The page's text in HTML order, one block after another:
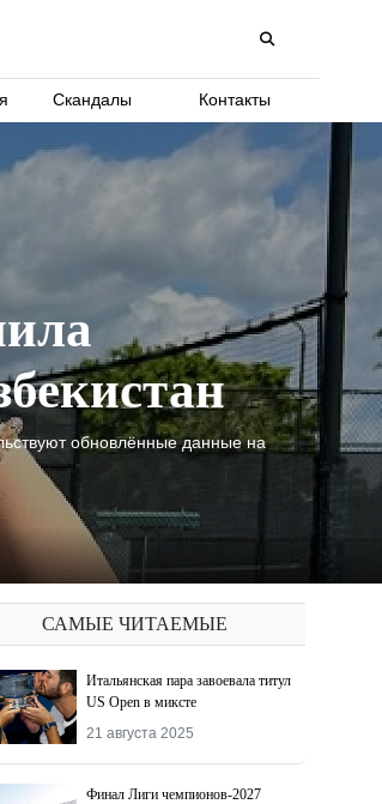
Скандалы Контакты
обновлённые данные на
САМЫЕ ЧИТАЕМЫЕ
Итальянская пара завоевала титул
US Open в миксте
21 августа 2025
Финал Лиги чемпионов-2027